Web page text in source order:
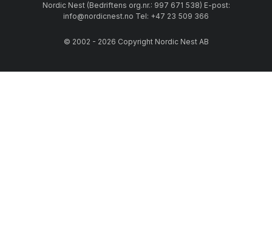
Nordic Nest (Bedriftens org.nr.: 997 671 538) E-post:
info@nordicnest.no Tel: +47 23 509 366
© 2002 - 2026 Copyright Nordic Nest AB